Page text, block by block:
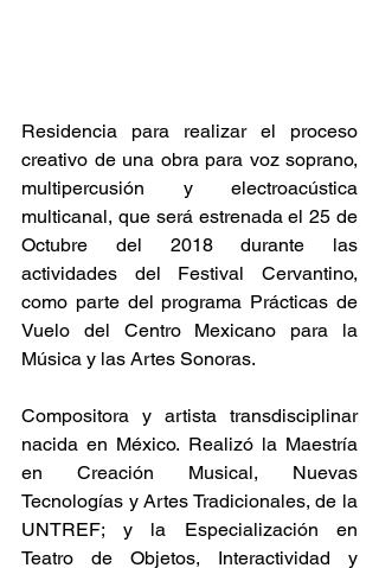
Residencia para realizar el proceso
creativo de una obra para voz soprano,
multipercusión y electroacústica
multicanal, que será estrenada el 25 de
Octubre del 2018 durante las
actividades del Festival Cervantino,
como parte del programa Prácticas de
Vuelo del Centro Mexicano para la
Música y las Artes Sonoras.
Compositora y artista transdisciplinar
nacida en México. Realizó la Maestría
en Creación Musical, Nuevas
Tecnologías y Artes Tradicionales, de la
UNTREF; y la Especialización en
Teatro de Objetos, Interactividad y